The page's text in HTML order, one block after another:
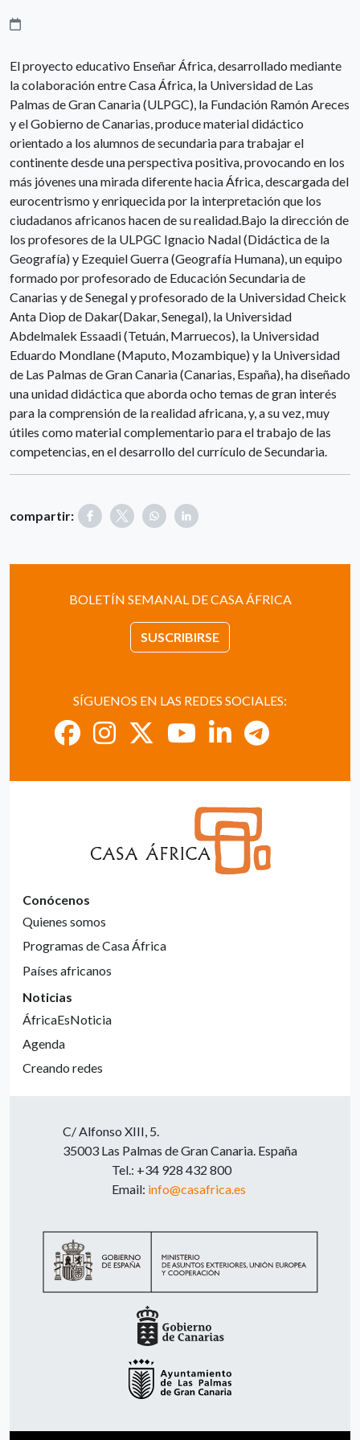
El proyecto educativo Enseñar África, desarrollado mediante
la colaboración entre Casa África, la Universidad de Las
Palmas de Gran Canaria (ULPGC), la Fundación Ramón Areces
y el Gobierno de Canarias, produce material didáctico
orientado a los alumnos de secundaria para trabajar el
continente desde una perspectiva positiva, provocando en los
más jóvenes una mirada diferente hacia África, descargada del
eurocentrismo y enriquecida por la interpretación que los
ciudadanos africanos hacen de su realidad.Bajo la dirección de
los profesores de la ULPGC Ignacio Nadal (Didáctica de la
Geografía) y Ezequiel Guerra (Geografía Humana), un equipo
formado por profesorado de Educación Secundaria de
Canarias y de Senegal y profesorado de la Universidad Cheick
Anta Diop de Dakar(Dakar, Senegal), la Universidad
Abdelmalek Essaadi (Tetuán, Marruecos), la Universidad
Eduardo Mondlane (Maputo, Mozambique) y la Universidad
de Las Palmas de Gran Canaria (Canarias, España), ha diseñado
una unidad didáctica que aborda ocho temas de gran interés
para la comprensión de la realidad africana, y, a su vez, muy
útiles como material complementario para el trabajo de las
competencias, en el desarrollo del currículo de Secundaria.
compartir:
BOLETÍN SEMANAL DE CASA ÁFRICA
SUSCRIBIRSE
SÍGUENOS EN LAS REDES SOCIALES:
Conócenos
Quienes somos
Programas de Casa África
Países africanos
Noticias
ÁfricaEsNoticia
Agenda
Creando redes
C/ Alfonso XIII, 5.
35003 Las Palmas de Gran Canaria. España
Tel.: +34 928 432 800
Email: info@casafrica.es